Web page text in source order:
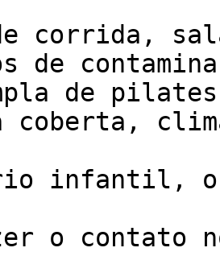
corrida,
de
de pilates
coberta,
infantil, o